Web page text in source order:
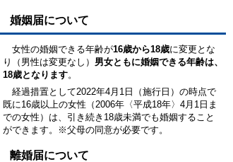
婚姻届について
女性の婚姻できる年齢が16歳から18歳に変更とな
り（男性は変更なし） 男女ともに婚姻できる年齢は、
18歳となります。
経過措置として2022年4月1日（施行日）の時点で
既に16歳以上の女性（2006年〈平成18年〉4月1日ま
での女性）は、引き続き18歳未満でも婚姻すること
ができます。※父母の同意が必要です。
離婚届について